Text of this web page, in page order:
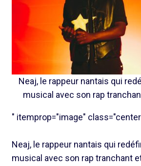
Neaj, le rappeur nantais qui
musical avec son rap
" itemprop="image"
Neaj, le rappeur nantais qui
musical avec son rap tranchant